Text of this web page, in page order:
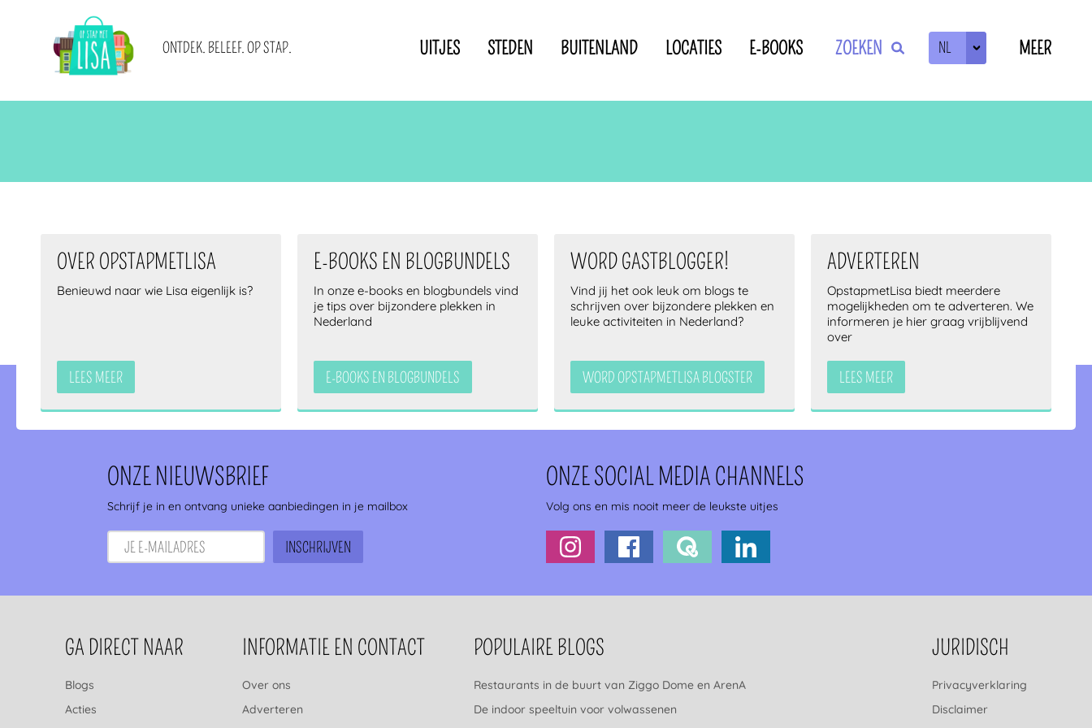
ONTDEK. BELEEF. OP STAP. UITJES STEDEN BUITENLAND LOCATIES E-BOOKS ZOEKEN NL MEER
Blogs
Acties
Steden
Over ons
Neem contact op
Privacyverklaring
OVER OPSTAPMETLISA
Benieuwd naar wie Lisa eigenlijk is?
LEES MEER
E-BOOKS EN BLOGBUNDELS
In onze e-books en blogbundels vind
je tips over bijzondere plekken in
Nederland
E-BOOKS EN BLOGBUNDELS
WORD GASTBLOGGER!
Vind jij het ook leuk om blogs te
schrijven over bijzondere plekken en
leuke activiteiten in Nederland?
WORD OPSTAPMETLISA BLOGSTER
ADVERTEREN
OpstapmetLisa biedt meerdere
mogelijkheden om te adverteren. We
informeren je hier graag vrijblijvend
over
LEES MEER
ONZE NIEUWSBRIEF
Schrijf je in en ontvang unieke aanbiedingen in je mailbox
ONZE SOCIAL MEDIA CHANNELS
Volg ons en mis nooit meer de leukste uitjes
FOOTERNAVIGATIE
GA DIRECT NAAR
Blogs
Acties
INFORMATIE EN CONTACT
Over ons
Adverteren
POPULAIRE BLOGS
Restaurants in de buurt van Ziggo Dome en ArenA
De indoor speeltuin voor volwassenen
JURIDISCH
Privacyverklaring
Disclaimer